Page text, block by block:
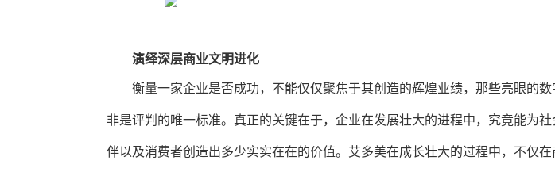
演绎深层商业文明进化
衡量一家企业是否成功，不能仅仅聚焦于其创造的辉煌业绩，那些亮眼的
非是评判的唯一标准。真正的关键在于，企业在发展壮大的进程中，究竟能为
伴以及消费者创造出多少实实在在的价值。艾多美在成长壮大的过程中，不仅